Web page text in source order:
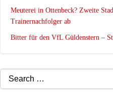
Meuterei in Ottenbeck? Zweite
Trainernachfolger ab
Bitter für den VfL Güldenstern –
Search
for: